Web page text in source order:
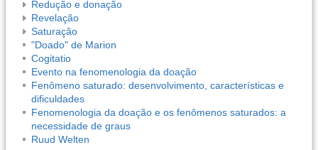
Redução e donação
Revelação
Saturação
"Doado" de Marion
Cogitatio
Evento na fenomenologia da doação
Fenômeno saturado: desenvolvimento, características e
dificuldades
Fenomenologia da doação e os fenômenos saturados: a
necessidade de graus
Ruud Welten